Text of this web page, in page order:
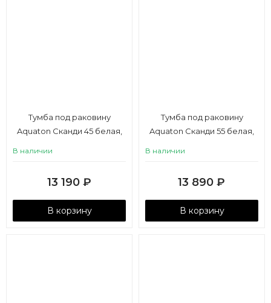
Тумба под раковину
Aquaton Сканди 45 белая,
В наличии
13 190 ₽
В корзину
Тумба под раковину
Aquaton Сканди 55 белая,
В наличии
13 890 ₽
В корзину